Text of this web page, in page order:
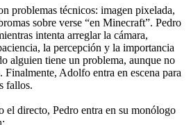
problemas técnicos: imagen pixelada,
sobre verse “en Minecraft”. Pedro
intenta arreglar la cámara,
la percepción y la importancia
alguien tiene un problema, aunque no
Finalmente, Adolfo entra en escena para
fallos.
el directo, Pedro entra en su monólogo